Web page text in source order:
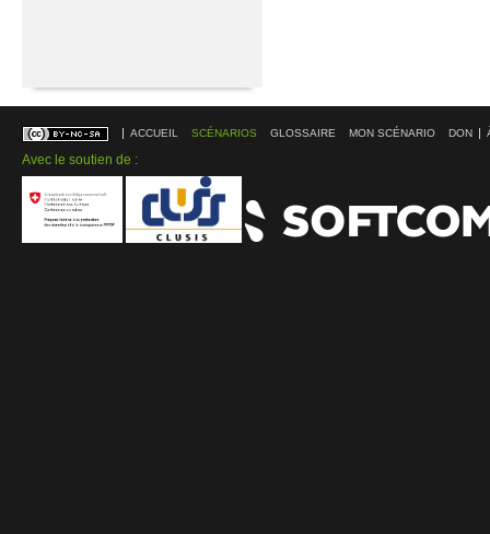
ACCUEIL SCÉNARIOS GLOSSAIRE MON SCÉNARIO DON
Avec le soutien de :